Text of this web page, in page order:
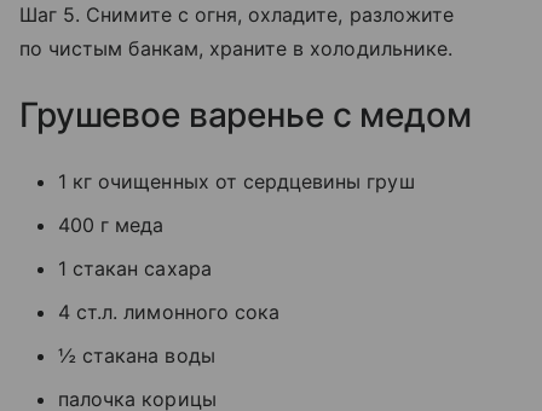
Шаг 5. Снимите с огня, охладите, разложите
по чистым банкам, храните в холодильнике.
Грушевое варенье с медом
1 кг очищенных от сердцевины груш
400 г меда
1 стакан сахара
4 ст.л. лимонного сока
½ стакана воды
палочка корицы